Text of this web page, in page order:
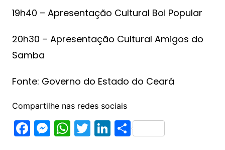
19h40 – Apresentação Cultural Boi Popular
20h30 – Apresentação Cultural Amigos do
Samba
Fonte: Governo do Estado do Ceará
Compartilhe nas redes sociais
F M W T Li S